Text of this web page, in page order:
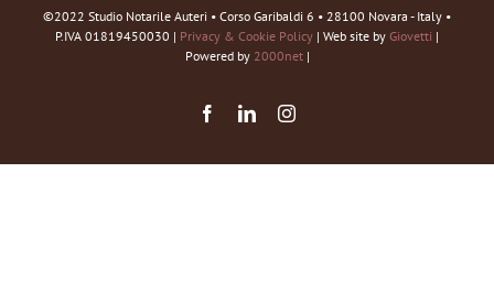
©2022 Studio Notarile Auteri • Corso Garibaldi 6 • 28100 Novara - Italy •
P.IVA 01819450030 | Privacy & Cookie Policy | Web site by Giovetti |
Powered by 2000net|
FacebookLinkedInInstagram